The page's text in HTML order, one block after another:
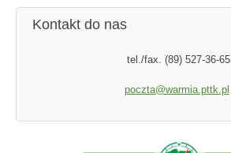
Kontakt do nas
tel./fax. (89) 527-36-65
poczta@warmia.pttk.pl